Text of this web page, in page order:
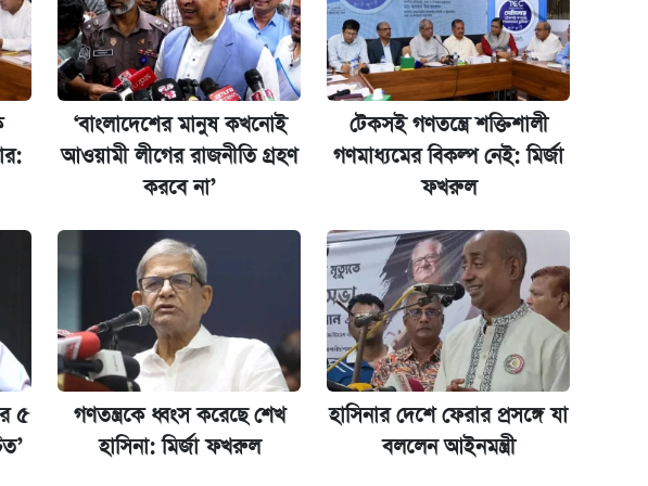
দিল সরকার
দাম (৫ আগস্ট)
এমবিএতে ভর্তি শুরু, আবেদন ১২ আগস্ট পর্যন্ত
‘বাংলাদেশের মানুষ কখনোই
আওয়ামী লীগের রাজনীতি গ্রহণ
করবে না’
টেকসই গণতন্ত্রে শক্তিশালী
গণমাধ্যমের বিকল্প নেই: মির্জা
ফখরুল
৫
গণতন্ত্রকে ধ্বংস করেছে শেখ
হাসিনা: মির্জা ফখরুল
হাসিনার দেশে ফেরার প্রসঙ্গে যা
বললেন আইনমন্ত্রী